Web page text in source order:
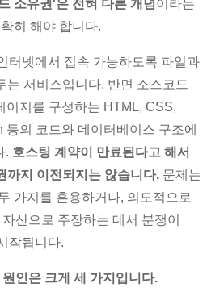
소유권'은 전혀 다른 개념 이라는
히 해야 합니다.
터넷에서 접속 가능하도록 파일과
는 서비스입니다. 반면 소스코드
이지를 구성하는 HTML, CSS,
의 코드와 데이터베이스 구조에
. 호스팅 계약이 만료된다고 해서
까지 이전되지는 않습니다. 문제는
가지를 혼용하거나, 의도적으로
산으로 주장하는 데서 분쟁이
작됩니다.
인은 크게 세 가지입니다.